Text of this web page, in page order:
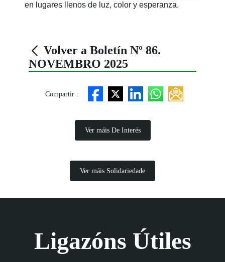
en lugares llenos de luz, color y esperanza.
Volver a Boletín Nº 86.
NOVEMBRO 2025
Compartir :
Ver máis De Interés
Ver máis Solidariedade
Ligazóns Útiles